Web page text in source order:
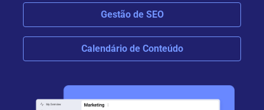
Gestão de SEO
Calendário de Conteúdo